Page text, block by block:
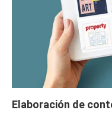
Elaboración de